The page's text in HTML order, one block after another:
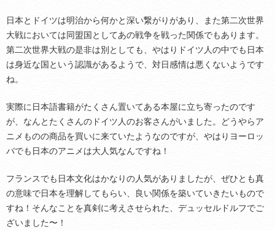
日本とドイツは明治から何かと深い繋がりがあり、また第二次世界
大戦においては同盟国としてあの戦争を戦った関係でもあります。
第二次世界大戦の是非は別としても、やはりドイツ人の中でも日本
は身近な国という認識があるようで、対日感情は悪くないようです
ね。
実際に日本語書籍がたくさん置いてある本屋に立ち寄ったのです
が、なんとたくさんのドイツ人のお客さんがいました。どうやらア
ニメものの商品を買いに来ていたようなのですが、やはりヨーロッ
パでも日本のアニメは大人気なんですね！
フランスでも日本文化はかなりの人気がありましたが、ぜひとも真
の意味で日本を理解してもらい、良い関係を築いていきたいもので
すね！そんなことを真剣に考えさせられた、デュッセルドルフでご
ざいました〜！